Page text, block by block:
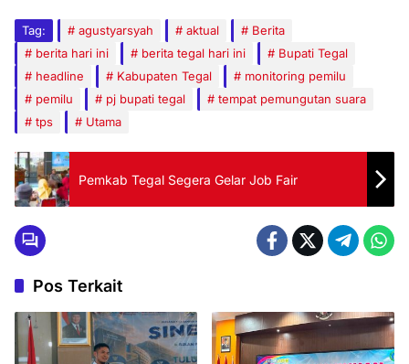
Tag: agustyarsyah aktual
Berita
berita hari ini
berita tegal hari ini
Bupati Tegal
headline
Kabupaten Tegal
monitoring pemilu
pemilu
pj bupati tegal
tempat pemungutan suara
tps
Utama
Pemkab Tegal Segera Gelar Job Fair
Pos Terkait